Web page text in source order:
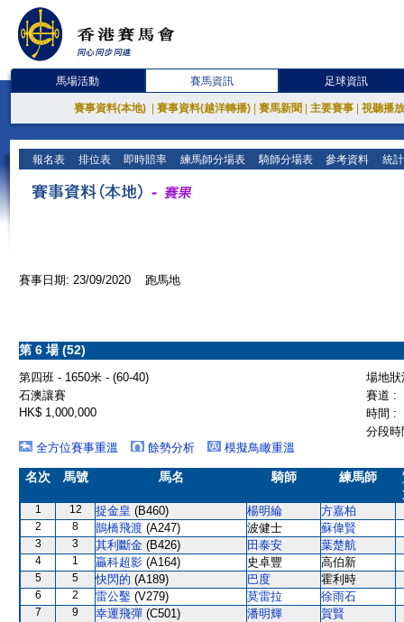
馬場活動 賽馬資訊 足球資訊
賽事資料(本地) 賽事資料(越洋轉播) 賽馬新聞 主要賽事 視聽播
報名表 排位表 即時賠率 練馬師分場表 騎師分場表 參考資料 統
賽事日期: 23/09/2020 跑馬地
第 6 場 (52)
第四班 - 1650米 - (60-40)
場地
石澳讓賽
賽道 :
HK$ 1,000,000
時間 :
分段
全方位賽事重溫
餘勢分析 模擬鳥瞰重溫
名次 馬號 馬名 騎師 練馬師
1 12 捉金皇 (B460) 楊明綸 方嘉柏
2 8 鵲橋飛渡 (A247) 波健士 蘇偉賢
3 3 其利斷金 (B426) 田泰安 葉楚航
4 1 贏科超影 (A164) 史卓豐 高伯新
5 5 快閃的 (A189) 巴度 霍利時
6 2 雷公鑿 (V279) 莫雷拉 徐雨石
7 9 幸運飛彈 (C501) 潘明輝 賀賢